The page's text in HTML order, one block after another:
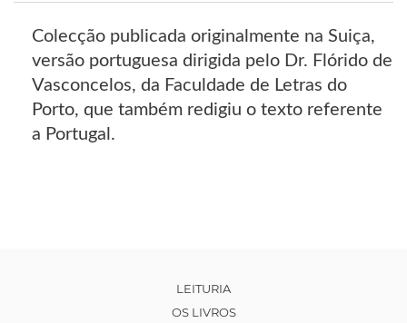
Colecção publicada originalmente na Suiça,
versão portuguesa dirigida pelo Dr. Flórido de
Vasconcelos, da Faculdade de Letras do
Porto, que também redigiu o texto referente
a Portugal.
LEITURIA
OS LIVROS